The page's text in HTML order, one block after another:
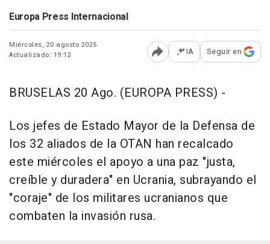
Europa Press Internacional
Miércoles, 20 agosto 2025
Actualizado: 19:12
Abrir opciones para
IA Seguir en
BRUSELAS 20 Ago. (EUROPA PRESS) -
Los jefes de Estado Mayor de la Defensa de
los 32 aliados de la OTAN han recalcado
este miércoles el apoyo a una paz "justa,
creíble y duradera" en Ucrania, subrayando el
"coraje" de los militares ucranianos que
combaten la invasión rusa.